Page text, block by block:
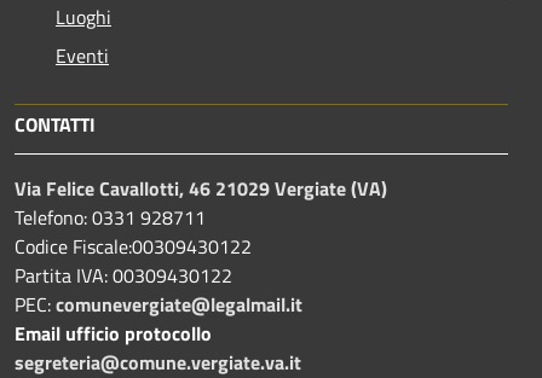
Luoghi
Eventi
CONTATTI
Via Felice Cavallotti, 46 21029 Vergiate (VA)
Telefono: 0331 928711
Codice Fiscale:00309430122
Partita IVA: 00309430122
PEC:comunevergiate@legalmail.it
Email ufficio protocollo
segreteria@comune.vergiate.va.it